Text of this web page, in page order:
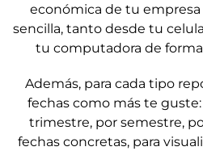
económica de tu empresa
sencilla, tanto desde tu
tu computadora de
Además, para cada tipo
fechas como más te
trimestre, por semestre,
fechas concretas, para